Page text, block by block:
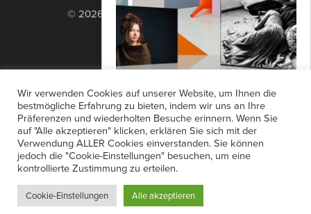
Euer Foto auf der photokina
2018?!?
Die Bewerbungsfrist für den
international renommierten ProfiFoto
New Talent Award – powered by
Canon läuft noch bis zum 02. Juli...
© 2026 PF Publishing GmbH. All rights
reserved.
Nach oben
Anzeigensuche
Shop
Zahlungsarten
Widerrufsbelehrung
Datenschutz
AGB
Newsletter-Anmeldung
Verträge hier kündigen
Mein Account
Passwort vergessen
Wir verwenden Cookies auf unserer Website, um Ihnen die
bestmögliche Erfahrung zu bieten, indem wir uns an Ihre
Präferenzen und wiederholten Besuche erinnern. Wenn Sie
auf "Alle akzeptieren" klicken, erklären Sie sich mit der
Verwendung ALLER Cookies einverstanden. Sie können
jedoch die "Cookie-Einstellungen" besuchen, um eine
kontrollierte Zustimmung zu erteilen.
Cookie-Einstellungen Alle akzeptieren